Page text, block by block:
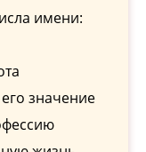
имени:
значение